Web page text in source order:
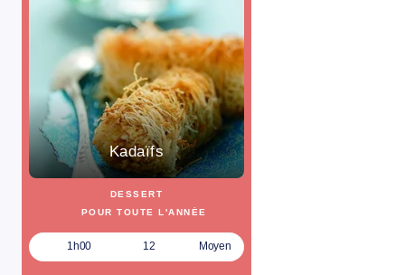
Kadaïfs
DESSERT
POUR TOUTE L'ANNÉE
1h00 12 Moyen